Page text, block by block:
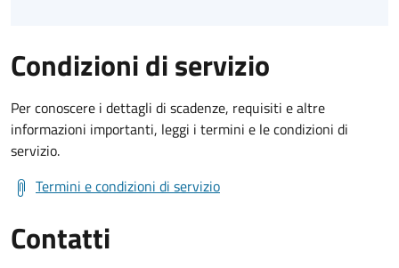
Condizioni di servizio
Per conoscere i dettagli di scadenze, requisiti e altre
informazioni importanti, leggi i termini e le condizioni di
servizio.
Termini e condizioni di servizio
Contatti